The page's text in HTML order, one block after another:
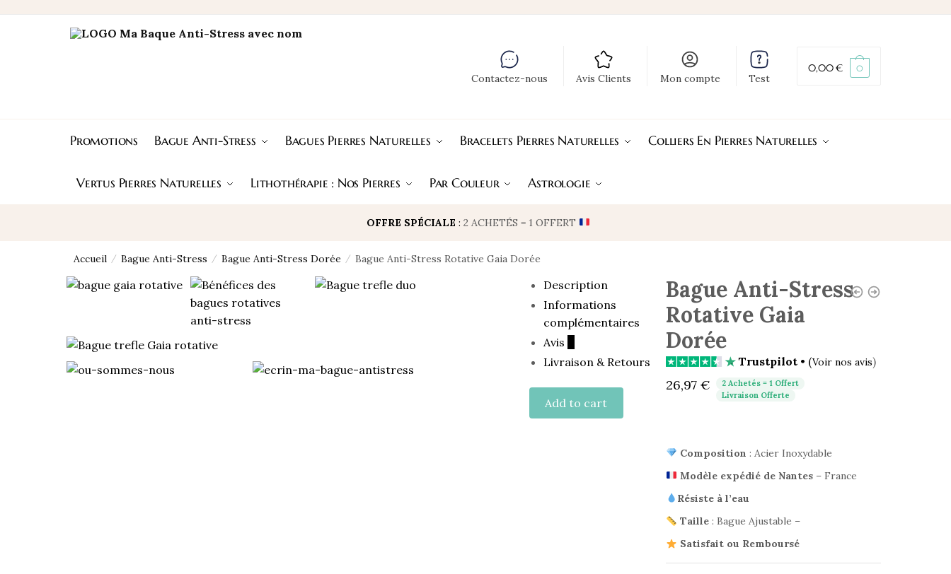
Contactez-nous Avis Clients Mon compte Test
0,00€ 0
Promotions Bague Anti-Stress Bagues Pierres Naturelles Bracelets Pierres Naturelles Colliers En Pierres Naturelles
Vertus Pierres Naturelles Lithothérapie : Nos Pierres Par Couleur Astrologie
OFFRE SPÉCIALE:2 ACHETÉS = 1 OFFERT
Accueil / Bague Anti-Stress / Bague Anti-Stress Dorée / Bague Anti-Stress Rotative Gaia Dorée
Description
Informations
complémentaires
Avis
Livraison & Retours
Add to cart
Bague Anti-Stress
Rotative Gaia
Dorée
Trustpilot • (Voir nos avis)
26,97€
2 Achetés = 1 Offert
Livraison Offerte
Composition : Acier Inoxydable
Modèle expédié de Nantes – France
Résiste à l’eau
Taille : Bague Ajustable –
Satisfait ou Remboursé